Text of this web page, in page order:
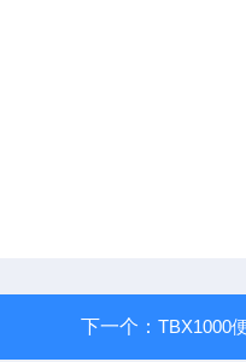
下一个： TBX1000